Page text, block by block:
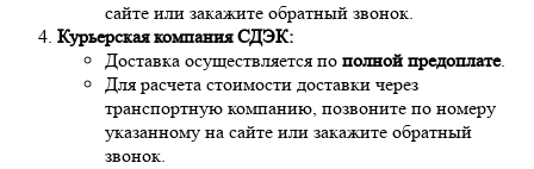
сайте или закажите обратный звонок.
Курьерская компания СДЭК:
Доставка осуществляется по полной предоплате.
Для расчета стоимости доставки через
транспортную компанию, позвоните по номеру
указанному на сайте или закажите обратный
звонок.